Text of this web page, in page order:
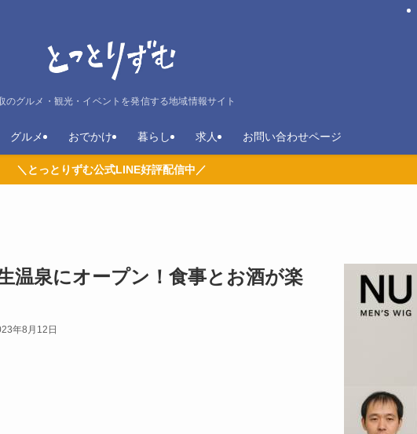
のグルメ・観光・イベントを発信する地域情報サイト
グルメ おでかけ 暮らし 求人 お問い合わせページ
＼とっとりずむ公式LINE好評配信中／
温泉にオープン！食事とお酒が楽
年8月12日